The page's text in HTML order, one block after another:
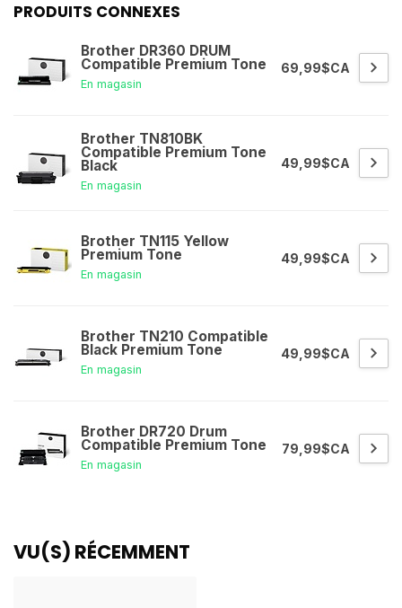
PRODUITS CONNEXES
Brother DR360 DRUM
Compatible Premium Tone
En magasin
69,99$CA
Brother TN810BK
Compatible Premium Tone
Black
En magasin
49,99$CA
Brother TN115 Yellow
Premium Tone
En magasin
49,99$CA
Brother TN210 Compatible
Black Premium Tone
En magasin
49,99$CA
Brother DR720 Drum
Compatible Premium Tone
En magasin
79,99$CA
VU(S) RÉCEMMENT